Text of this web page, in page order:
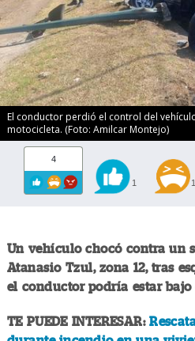
El conductor perdió el control del
motocicleta. (Foto: Amilcar Montejo)
4
1 1
Un vehículo chocó contra un
Atanasio Tzul, zona 12, tras
el conductor podría estar bajo
TE PUEDE INTERESAR: